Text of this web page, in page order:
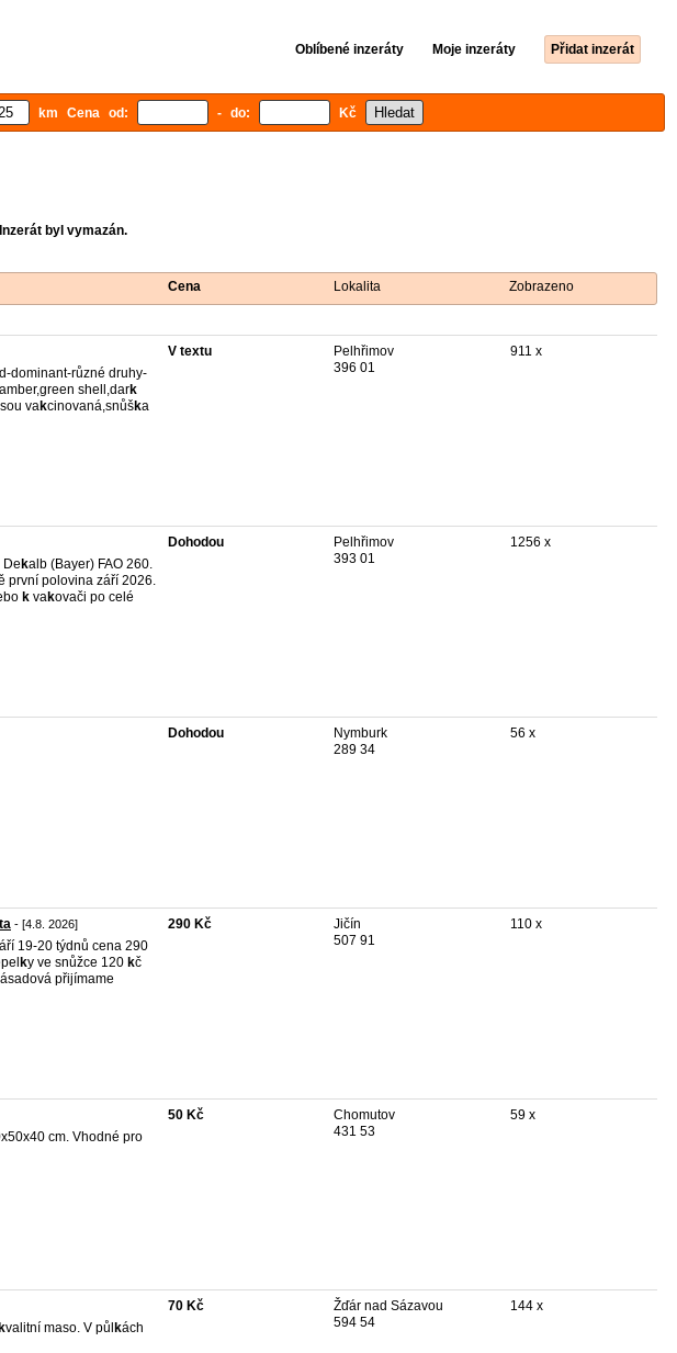
Oblíbené inzeráty Moje inzeráty Přidat inzerát
km Cena od: - do: Kč
Inzerát byl vymazán.
Cena Lokalita Zobrazeno
dominant-různé druhy-
shell,dark
vakcinovaná,snůška
V textu
Pelhřimov
396 01
911 x
De kalb (Bayer) FAO 260.
první polovina září 2026.
k vakovači po celé
Dohodou
Pelhřimov
393 01
1256 x
Dohodou
Nymburk
289 34
56 x
- [4.8. 2026]
19-20 týdnů cena 290
ky ve snůžce 120 kč
přijímame
290 Kč
Jičín
507 91
110 x
cm. Vhodné pro
50 Kč
Chomutov
431 53
59 x
kvalitní maso. V půl kách
70 Kč
Žďár nad Sázavou
594 54
144 x